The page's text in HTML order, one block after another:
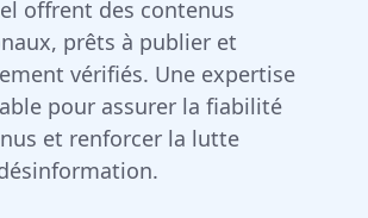
offrent des contenus
prêts à publier et
vérifiés. Une expertise
pour assurer la fiabilité
et renforcer la lutte